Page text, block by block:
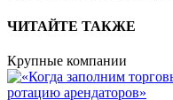
ЧИТАЙТЕ ТАКЖЕ
Крупные компании